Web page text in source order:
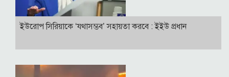
ইউরোপ সিরিয়াকে ‘যথাসম্ভব’ সহায়তা করবে : ইইউ প্রধান